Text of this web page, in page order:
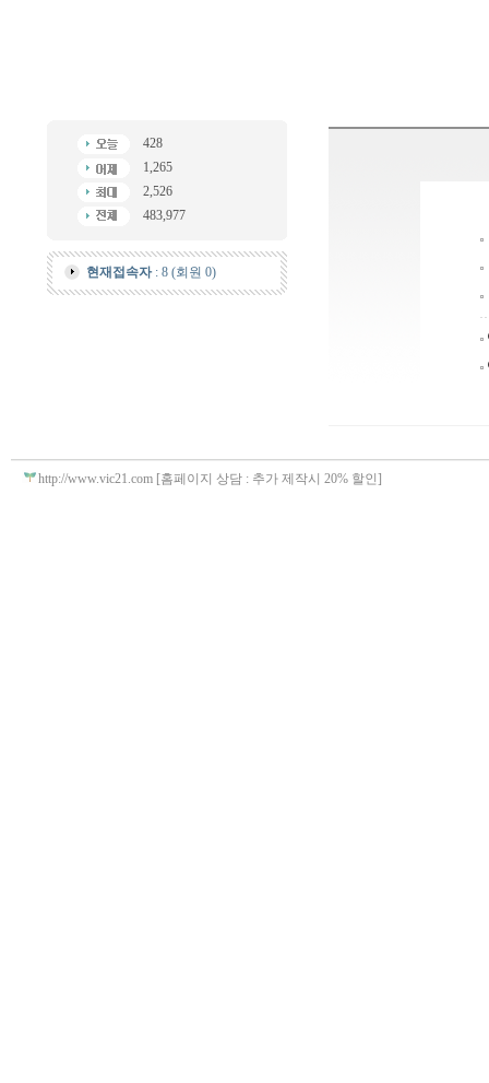
428
1,265
2,526
483,977
현재접속자: 8 (회원 0)
http://www.vic21.com [홈페이지 상담 : 추가 제작시 20% 할인]